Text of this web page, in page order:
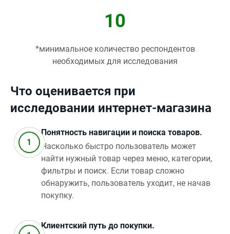
10
*минимальное количество респондентов
необходимых для исследования
Что оценивается при
исследовании интернет-магазина
Понятность навигации и поиска товаров.
Насколько быстро пользователь может
найти нужный товар через меню, категории,
фильтры и поиск. Если товар сложно
обнаружить, пользователь уходит, не начав
покупку.
Клиентский путь до покупки.